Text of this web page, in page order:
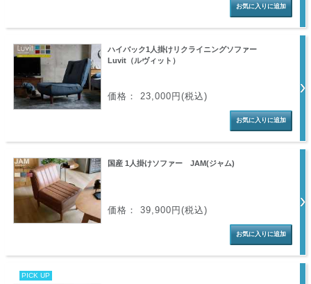
ハイバック1人掛けリクライニングソファー
Luvit（ルヴィット）
価格： 23,000円(税込)
国産 1人掛けソファー JAM(ジャム)
価格： 39,900円(税込)
PICK UP